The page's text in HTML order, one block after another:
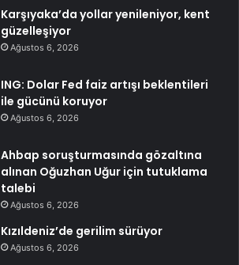
Karşıyaka’da yollar yenileniyor, kent
güzelleşiyor
Ağustos 6, 2026
ING: Dolar Fed faiz artışı beklentileri
ile gücünü koruyor
Ağustos 6, 2026
Ahbap soruşturmasında gözaltına
alınan Oğuzhan Uğur için tutuklama
talebi
Ağustos 6, 2026
Kızıldeniz’de gerilim sürüyor
Ağustos 6, 2026